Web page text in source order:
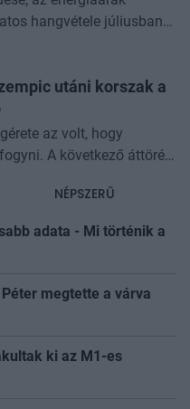
hangvétele júliusban
utáni korszak a
az volt, hogy
A következő áttörés
NÉPSZERŰ
adata - Mi történik a
megtette a várva
ki az M1-es